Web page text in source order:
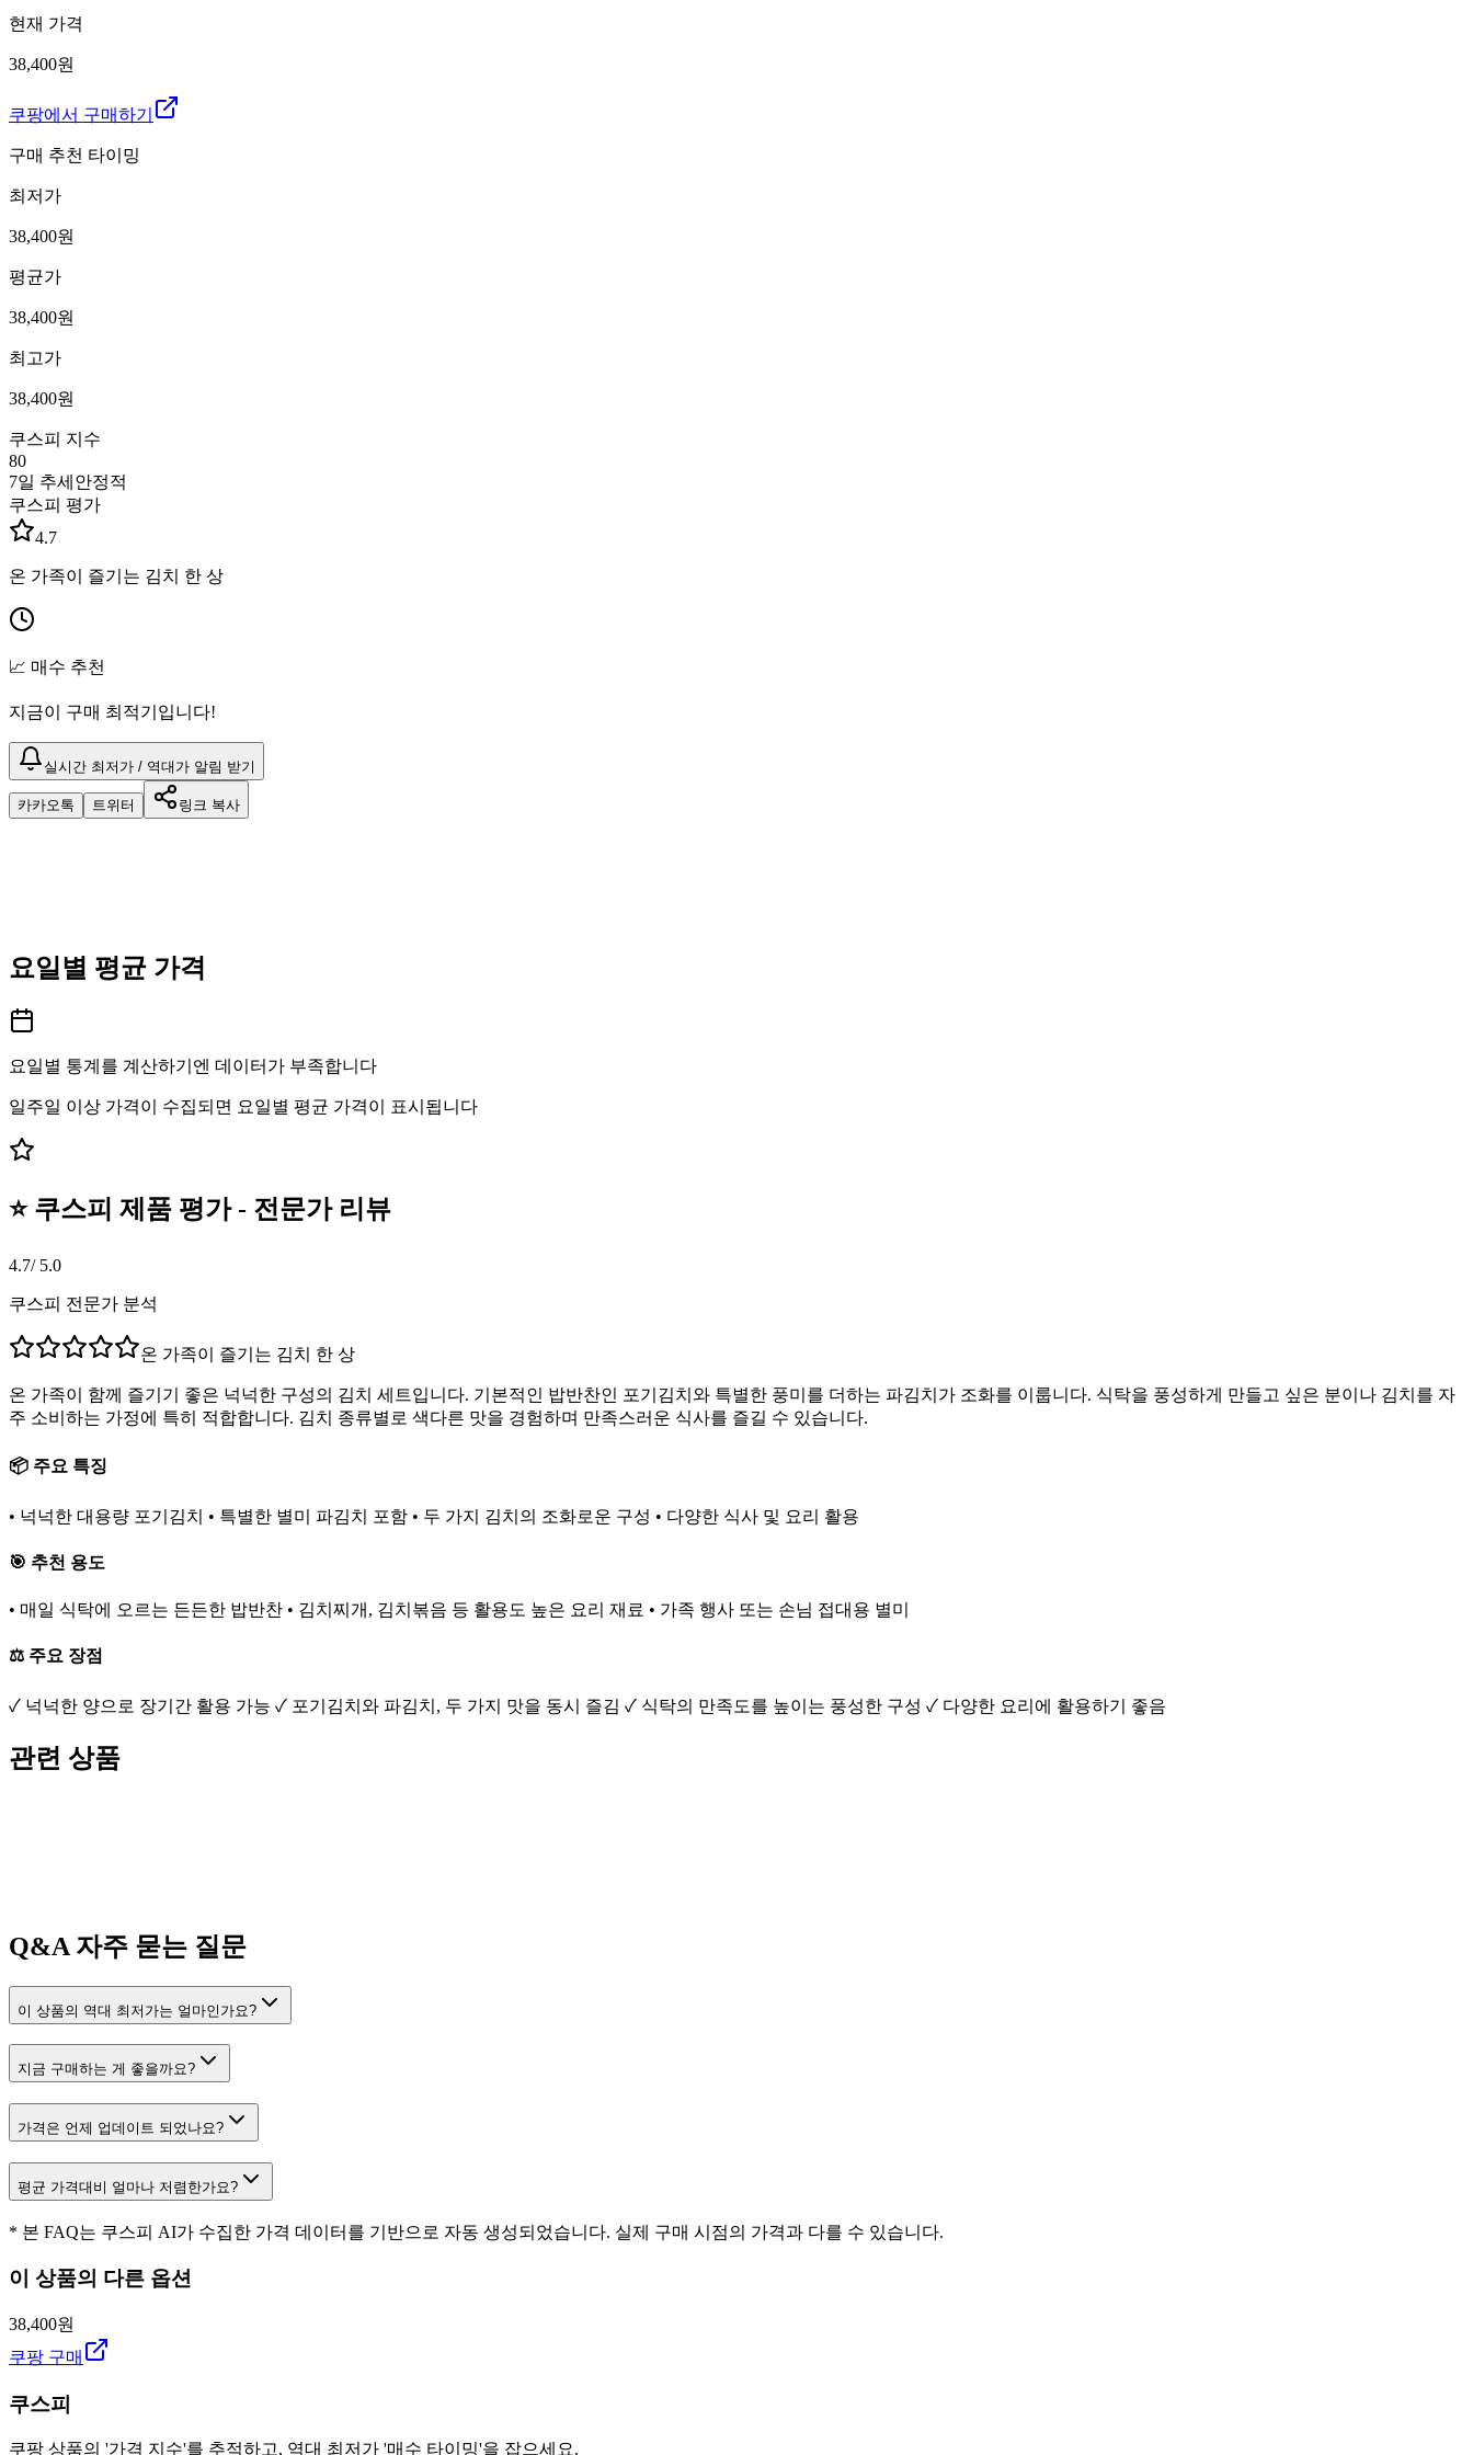
현재 가격
38,400원
쿠팡에서 구매하기
구매 추천 타이밍
최저가
38,400원
평균가
38,400원
최고가
38,400원
쿠스피 지수
80
7일 추세 안정적
쿠스피 평가
4.7
온 가족이 즐기는 김치 한 상
📈 매수 추천
지금이 구매 최적기입니다!
실시간 최저가 / 역대가 알림 받기
카카오톡 트위터 링크 복사
요일별 평균 가격
요일별 통계를 계산하기엔 데이터가 부족합니다
일주일 이상 가격이 수집되면 요일별 평균 가격이 표시됩니다
⭐ 쿠스피 제품 평가 - 전문가 리뷰
4.7/ 5.0
쿠스피 전문가 분석
온 가족이 즐기는 김치 한 상
온 가족이 함께 즐기기 좋은 넉넉한 구성의 김치 세트입니다. 기본적인 밥반찬인 포기김치와 특별한 풍미를 더하는 파김치가 조화를 이룹니다. 식탁을 풍성하게 만들고 싶은 분이나 김치를 자
주 소비하는 가정에 특히 적합합니다. 김치 종류별로 색다른 맛을 경험하며 만족스러운 식사를 즐길 수 있습니다.
📦 주요 특징
• 넉넉한 대용량 포기김치 • 특별한 별미 파김치 포함 • 두 가지 김치의 조화로운 구성 • 다양한 식사 및 요리 활용
🎯 추천 용도
• 매일 식탁에 오르는 든든한 밥반찬 • 김치찌개, 김치볶음 등 활용도 높은 요리 재료 • 가족 행사 또는 손님 접대용 별미
⚖️ 주요 장점
✓ 넉넉한 양으로 장기간 활용 가능 ✓ 포기김치와 파김치, 두 가지 맛을 동시 즐김 ✓ 식탁의 만족도를 높이는 풍성한 구성 ✓ 다양한 요리에 활용하기 좋음
관련 상품
Q&A 자주 묻는 질문
이 상품의 역대 최저가는 얼마인가요?
지금 구매하는 게 좋을까요?
가격은 언제 업데이트 되었나요?
평균 가격대비 얼마나 저렴한가요?
* 본 FAQ는 쿠스피 AI가 수집한 가격 데이터를 기반으로 자동 생성되었습니다. 실제 구매 시점의 가격과 다를 수 있습니다.
이 상품의 다른 옵션
38,400원
쿠팡 구매
쿠스피
쿠팡 상품의 '가격 지수'를 추적하고, 역대 최저가 '매수 타이밍'을 잡으세요.